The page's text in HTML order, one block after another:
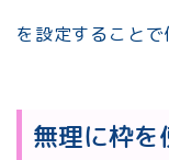
を設定することで
無理に枠を